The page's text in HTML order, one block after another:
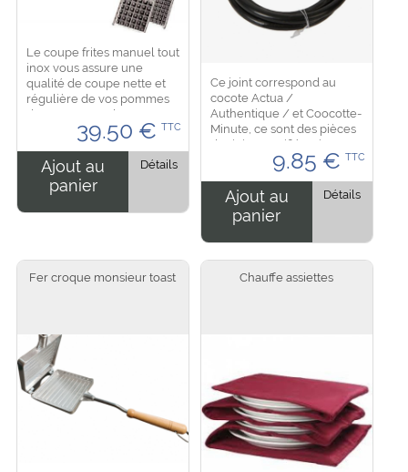
Le coupe frites manuel tout
inox vous assure une
qualité de coupe nette et
régulière de vos pommes
de terre en quelques
secondes grace à son
système de fixation en
ventouse. Son grand bras
de...
39.50 € TTC
Ajout au
panier
Détails
Ce joint correspond au
cocote Actua /
Authentique / et Coocotte-
Minute, ce sont des pièces
d'origine certifié. Existe
pour 3 modèles,
dimensions : - Diamètre 220
mm pour 4.5 L et 6 L -
Diamètre...
9.85 € TTC
Ajout au
panier
Détails
Fer croque monsieur toast Chauffe assiettes